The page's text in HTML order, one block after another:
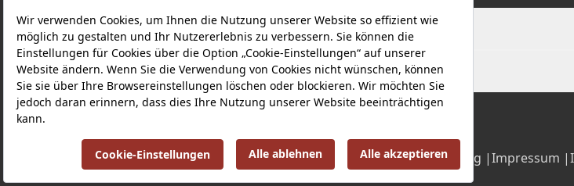
ÜBER UNS
PRODUKTE
Datenschutzerklärung |Impressum |